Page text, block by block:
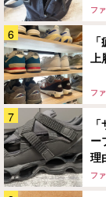
フ
フ
ー
理
フ